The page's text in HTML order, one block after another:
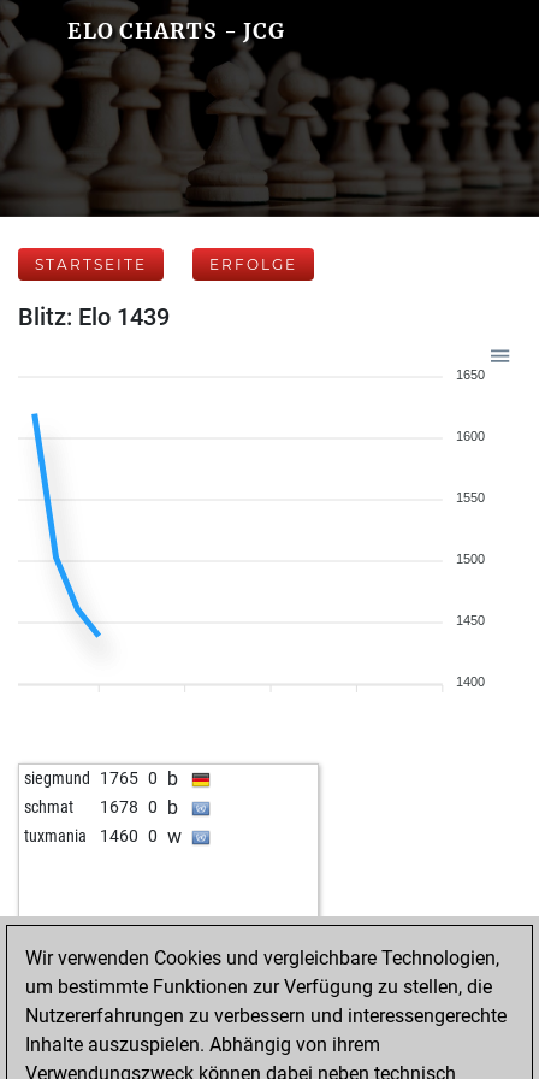
ELO CHARTS - JCG
STARTSEITE ERFOLGE
Blitz: Elo 1439
1650
1600
1550
1500
1450
1400
siegmund 1765 0 b
schmat 1678 0 b
tuxmania 1460 0 w
Wir verwenden Cookies und vergleichbare Technologien,
um bestimmte Funktionen zur Verfügung zu stellen, die
Nutzererfahrungen zu verbessern und interessengerechte
Inhalte auszuspielen. Abhängig von ihrem
Verwendungszweck können dabei neben technisch